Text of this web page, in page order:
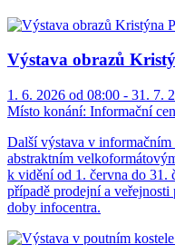
Výstava obrazů
1. 6. 2026 od 08:00 - 31. 7.
Místo konání: Informační
Další výstava v informačním
abstraktním
k vidění od 1. června do 31.
případě prodejní a
doby infocentra.